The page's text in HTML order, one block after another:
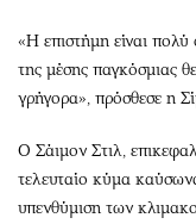
«Η επιστήμη είναι
της μέσης παγκόσμιας
γρήγορα», πρόσθεσε η
Ο Σάιμον Στιλ,
τελευταίο κύμα
υπενθύμιση των